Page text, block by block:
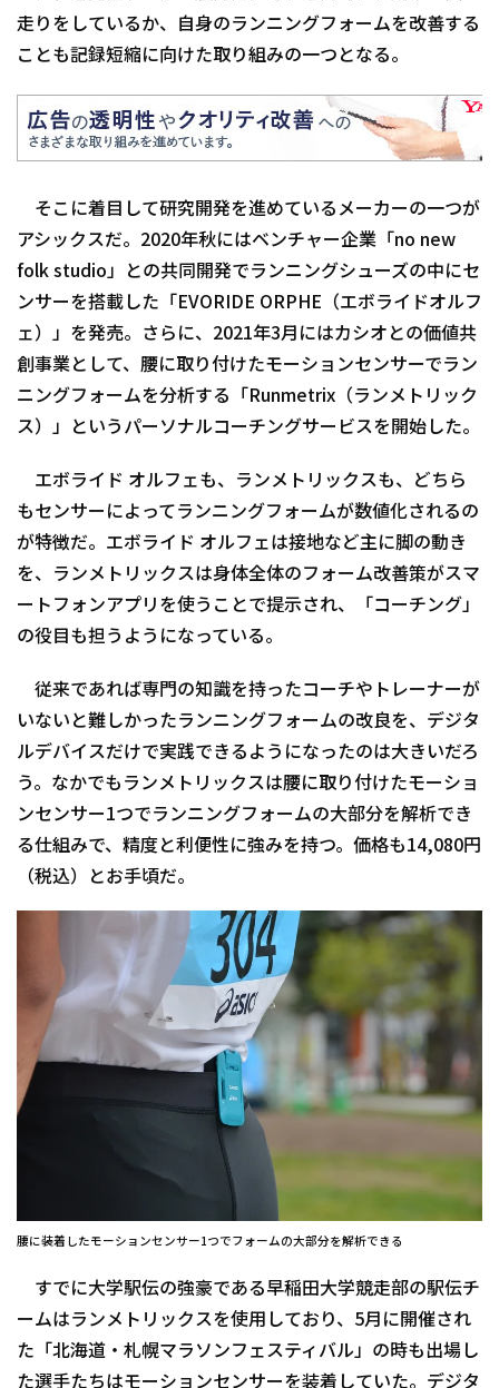
走りをしているか、自身のランニングフォームを改善する
ことも記録短縮に向けた取り組みの一つとなる。
そこに着目して研究開発を進めているメーカーの一つが
アシックスだ。2020年秋にはベンチャー企業「no new
folk studio」との共同開発でランニングシューズの中にセ
ンサーを搭載した「EVORIDE ORPHE（エボライドオルフ
ェ）」を発売。さらに、2021年3月にはカシオとの価値共
創事業として、腰に取り付けたモーションセンサーでラン
ニングフォームを分析する「Runmetrix（ランメトリック
ス）」というパーソナルコーチングサービスを開始した。
エボライド オルフェも、ランメトリックスも、どちら
もセンサーによってランニングフォームが数値化されるの
が特徴だ。エボライド オルフェは接地など主に脚の動き
を、ランメトリックスは身体全体のフォーム改善策がスマ
ートフォンアプリを使うことで提示され、「コーチング」
の役目も担うようになっている。
従来であれば専門の知識を持ったコーチやトレーナーが
いないと難しかったランニングフォームの改良を、デジタ
ルデバイスだけで実践できるようになったのは大きいだろ
う。なかでもランメトリックスは腰に取り付けたモーショ
ンセンサー1つでランニングフォームの大部分を解析でき
る仕組みで、精度と利便性に強みを持つ。価格も14,080円
（税込）とお手頃だ。
腰に装着したモーションセンサー1つでフォームの大部分を解析できる
すでに大学駅伝の強豪である早稲田大学競走部の駅伝チ
ームはランメトリックスを使用しており、5月に開催され
た「北海道・札幌マラソンフェスティバル」の時も出場し
た選手たちはモーションセンサーを装着していた。デジタ